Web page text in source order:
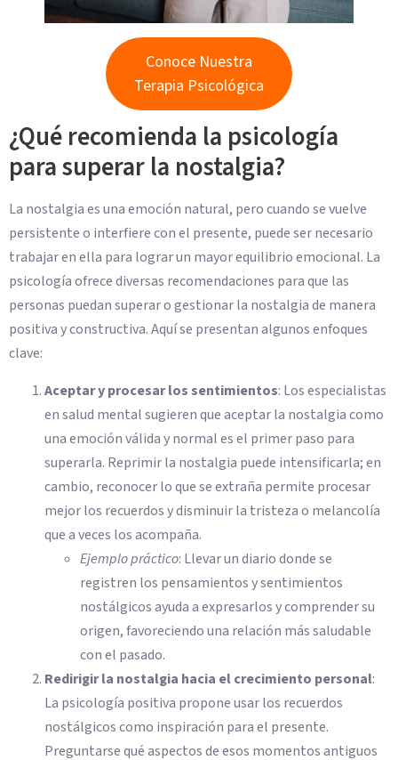
Conoce Nuestra
Terapia Psicológica
¿Qué recomienda la psicología
para superar la nostalgia?
La nostalgia es una emoción natural, pero cuando se vuelve
persistente o interfiere con el presente, puede ser necesario
trabajar en ella para lograr un mayor equilibrio emocional. La
psicología ofrece diversas recomendaciones para que las
personas puedan superar o gestionar la nostalgia de manera
positiva y constructiva. Aquí se presentan algunos enfoques
clave:
Aceptar y procesar los sentimientos: Los especialistas
en salud mental sugieren que aceptar la nostalgia como
una emoción válida y normal es el primer paso para
superarla. Reprimir la nostalgia puede intensificarla; en
cambio, reconocer lo que se extraña permite procesar
mejor los recuerdos y disminuir la tristeza o melancolía
que a veces los acompaña.
Ejemplo práctico: Llevar un diario donde se
registren los pensamientos y sentimientos
nostálgicos ayuda a expresarlos y comprender su
origen, favoreciendo una relación más saludable
con el pasado.
Redirigir la nostalgia hacia el crecimiento personal:
La psicología positiva propone usar los recuerdos
nostálgicos como inspiración para el presente.
Preguntarse qué aspectos de esos momentos antiguos